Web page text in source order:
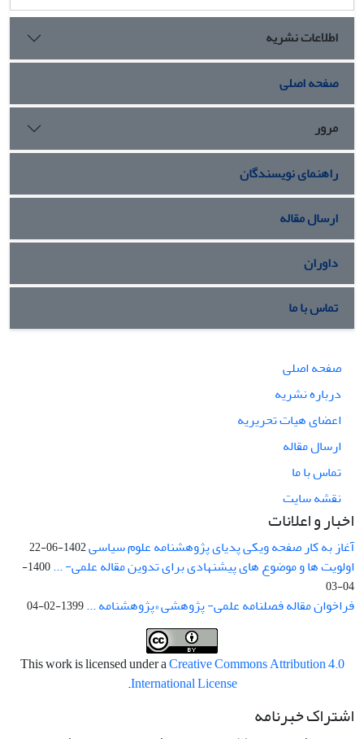
اطلاعات نشریه
صفحه اصلی
مرور
راهنمای نویسندگان
ارسال مقاله
داوران
تماس با ما
صفحه اصلی
درباره نشریه
اعضای هیات تحریریه
ارسال مقاله
تماس با ما
نقشه سایت
اخبار و اعلانات
آغاز به کار صفحه ویکی پدیای پژوهشنامه علوم سیاسی1402-06-22
اولویت ها و موضوع های پیشنهادی برای تدوین مقاله علمی- ...
1400-
04-03
فراخوان مقاله فصلنامه علمی- پژوهشی «پژوهشنامه ...1399-02-04
This work is licensed under aCreative Commons Attribution 4.0
International License
.
اشتراک خبرنامه